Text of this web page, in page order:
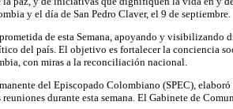
y el día de San Pedro Claver, el 9 de septiembre.
de esta Semana, apoyando y visibilizando
del país. El objetivo es fortalecer la conciencia
con miras a la reconciliación nacional.
del Episcopado Colombiano (SPEC),
durante esta semana. El Gabinete de